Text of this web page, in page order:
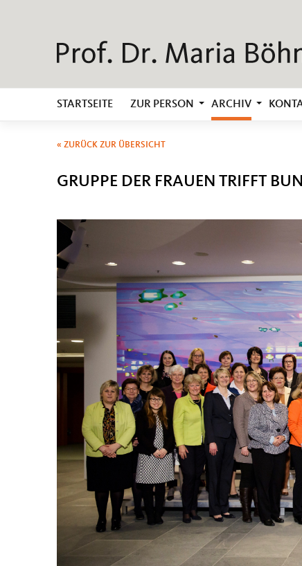
STARTSEITE ZUR PERSON ARCHIV
« ZURÜCK ZUR ÜBERSICHT
GRUPPE DER FRAUEN TRIFFT